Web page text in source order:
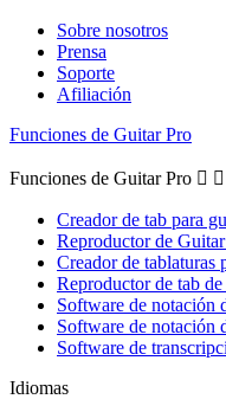
Sobre nosotros
Prensa
Soporte
Afiliación
Funciones de Guitar Pro
Funciones de Guitar Pro  
Creador de tab para
Reproductor de
Creador de tablaturas
Reproductor de tab
Software de notación
Software de notación
Software de
Idiomas